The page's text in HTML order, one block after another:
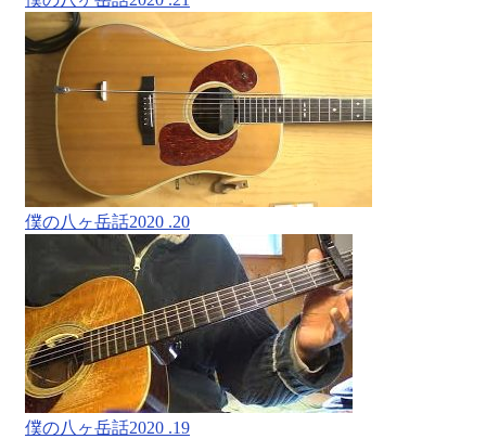
僕の八ヶ岳話2020 .20
僕の八ヶ岳話2020 .19